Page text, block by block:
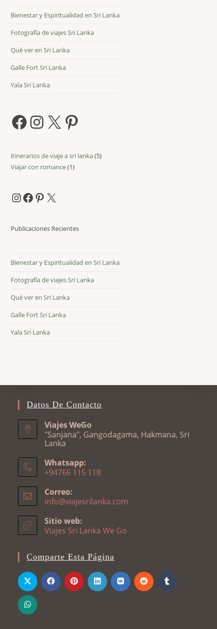
Bienestar y Espiritualidad en Sri Lanka
Fotografía de viajes Sri Lanka
Qué ver en Sri Lanka
Galle Fort Sri Lanka
Yala Sri Lanka
FacebookInstagram Pinterest
itinerarios de viaje a sri lanka 55
Viajar con romance 11
Instagram
Facebook
Pinterest
X
Publicaciones Recientes
Bienestar y Espiritualidad en Sri Lanka
Fotografía de viajes Sri Lanka
Qué ver en Sri Lanka
Galle Fort Sri Lanka
Yala Sri Lanka
Datos De Contacto
Viajes WeGo
"Sanjana", Gangodagama, Hakmana, Sri
Lanka
Whatsapp:
+94766 115 118
abre
en
tu
aplicación
Correo:
info@viajesrilanka.com
Sitio web:
Viajes Sri Lanka We Go
Comparte Esta Página